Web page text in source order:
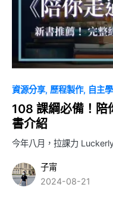
資源分享 歷程製作 自主
108 課綱必備！陪
書介紹
今年八月，拉課力
子甯
2024-08-21